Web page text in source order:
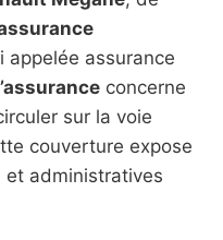
appelée assurance
concerne
sur la voie
couverture expose
et administratives